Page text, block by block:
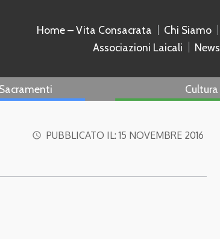
Home – Vita Consacrata Chi Siamo
Associazioni Laicali
News
Cultura
access_time PUBBLICATO IL:15 NOVEMBRE 2016